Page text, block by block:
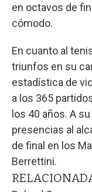
en octavos de
cómodo.
En cuanto al
triunfos en su
estadística de
a los 365
los 40 años. A
presencias al
de final en los
Berrettini.